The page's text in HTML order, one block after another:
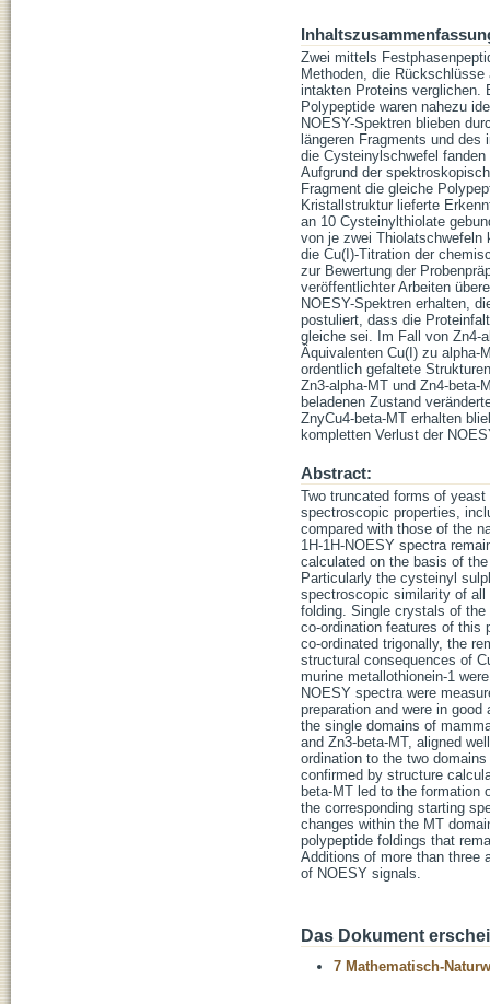
Zwei mittels
Methoden, die
intakten Proteins verglichen.
Polypeptide waren nahezu
NOESY-Spektren blieben
längeren Fragments und
die Cysteinylschwefel
Aufgrund der
Fragment die gleiche
Kristallstruktur lieferte
an 10 Cysteinylthiolate
von je zwei Thiolatschwefeln
die Cu(I)-Titration der
zur Bewertung der
veröffentlichter Arbeiten
NOESY-Spektren erhalten,
postuliert, dass die
gleiche sei. Im Fall von Zn4-
Äquivalenten Cu(I) zu alpha-
ordentlich gefaltete
Zn3-alpha-MT und Zn4-beta-
beladenen Zustand
ZnyCu4-beta-MT erhalten
kompletten Verlust der
Abstract:
Two truncated forms of
spectroscopic properties,
compared with those of the
1H-1H-NOESY spectra
calculated on the basis of
Particularly the cysteinyl
spectroscopic similarity of
folding. Single crystals of
co-ordination features of this
co-ordinated trigonally, the
structural consequences of
murine metallothionein-1
NOESY spectra were
preparation and were in
the single domains of
and Zn3-beta-MT, aligned
ordination to the two
confirmed by structure
beta-MT led to the formation
the corresponding starting
changes within the MT
polypeptide foldings that
Additions of more than three
of NOESY signals.
Das Dokument
7 Mathematisch-